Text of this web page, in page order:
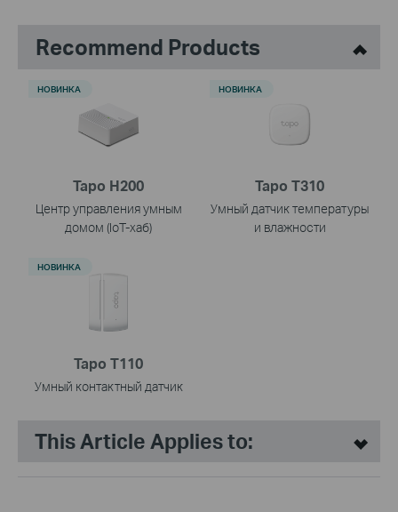
Recommend Products
Tapo H200
Центр управления умным
домом (IoT-хаб)
НОВИНКА
Tapo T310
Умный датчик температуры
и влажности
НОВИНКА
Tapo T110
Умный контактный датчик
НОВИНКА
This Article Applies to: